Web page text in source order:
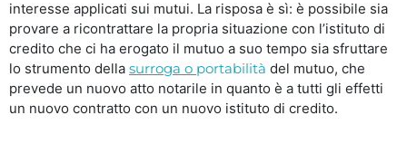
interesse applicati sui mutui. La risposa è sì: è possibile sia
provare a ricontrattare la propria situazione con l’istituto di
credito che ci ha erogato il mutuo a suo tempo sia sfruttare
lo strumento della surroga o portabilità del mutuo, che
prevede un nuovo atto notarile in quanto è a tutti gli effetti
un nuovo contratto con un nuovo istituto di credito.